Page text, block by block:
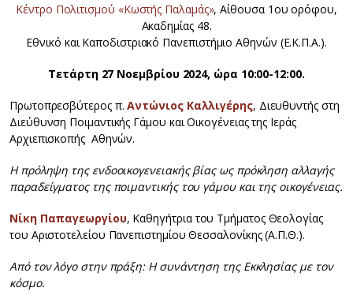
Κέντρο Πολιτισμού «Κωστής Παλαμάς», Αίθουσα 1ου ορόφου,
Ακαδημίας 48.
Εθνικό και Καποδιστριακό Πανεπιστήμιο Αθηνών (Ε.Κ.Π.Α.).
Τετάρτη 27 Νοεμβρίου 2024, ώρα 10:00-12:00.
Πρωτοπρεσβύτερος π.Αντώνιος Καλλιγέρης, Διευθυντής στη
Διεύθυνση Ποιμαντικής Γάμου και Οικογένειας της Ιεράς
Αρχιεπισκοπής Αθηνών.
Η πρόληψη της ενδοοικογενειακής βίας ως πρόκληση αλλαγής
παραδείγματος της ποιμαντικής του γάμου και της οικογένειας.
Νίκη Παπαγεωργίου, Καθηγήτρια του Τμήματος Θεολογίας
του Αριστοτελείου Πανεπιστημίου Θεσσαλονίκης (Α.Π.Θ.).
Από τον λόγο στην πράξη: Η συνάντηση της Εκκλησίας με τον
κόσμο.